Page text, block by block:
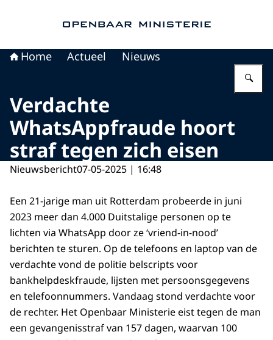
Home Actueel Nieuws
Verdachte
WhatsAppfraude hoort
straf tegen zich eisen
Nieuwsbericht07-05-2025 | 16:48
Een 21-jarige man uit Rotterdam probeerde in juni
2023 meer dan 4.000 Duitstalige personen op te
lichten via WhatsApp door ze ‘vriend-in-nood’
berichten te sturen. Op de telefoons en laptop van de
verdachte vond de politie belscripts voor
bankhelpdeskfraude, lijsten met persoonsgegevens
en telefoonnummers. Vandaag stond verdachte voor
de rechter. Het Openbaar Ministerie eist tegen de man
een gevangenisstraf van 157 dagen, waarvan 100